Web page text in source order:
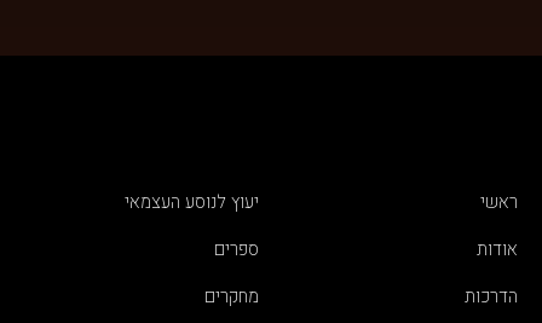
ראשי
אודות
הדרכות
יעוץ לנוסע העצמאי
ספרים
מחקרים